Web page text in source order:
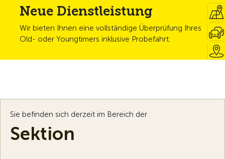
Neue Dienstleistung
Wir bieten Ihnen eine vollständige Überprüfung Ihres
Old- oder Youngtimers inklusive Probefahrt.
Sie befinden sich derzeit im Bereich der
Sektion